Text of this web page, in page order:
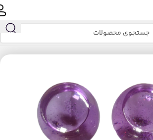
ابزار سلامت ماساژور